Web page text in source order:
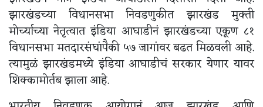
झारखंडच्या विधानसभा निवडणुकीत झारखंड मुक्ती
मोर्च्याच्या नेतृत्वात इंडिया आघाडीनं झारखंडच्या एकूण ८१
विधानसभा मतदारसंघांपैकी ५७ जागांवर बढत मिळवली आहे.
त्यामुळं झारखंडमध्ये इंडिया आघाडीचं सरकार येणार यावर
शिक्कामोर्तब झाला आहे.